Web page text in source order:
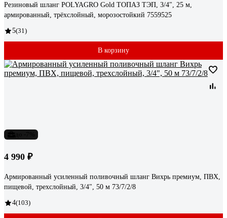
Резиновый шланг POLYAGRO Gold ТОПАЗ ТЭП, 3/4", 25 м,
армированный, трёхслойный, морозостойкий 7559525
5(31)
В корзину
4 990 ₽
Армированный усиленный поливочный шланг Вихрь премиум, ПВХ,
пищевой, трехслойный, 3/4", 50 м 73/7/2/8
4(103)